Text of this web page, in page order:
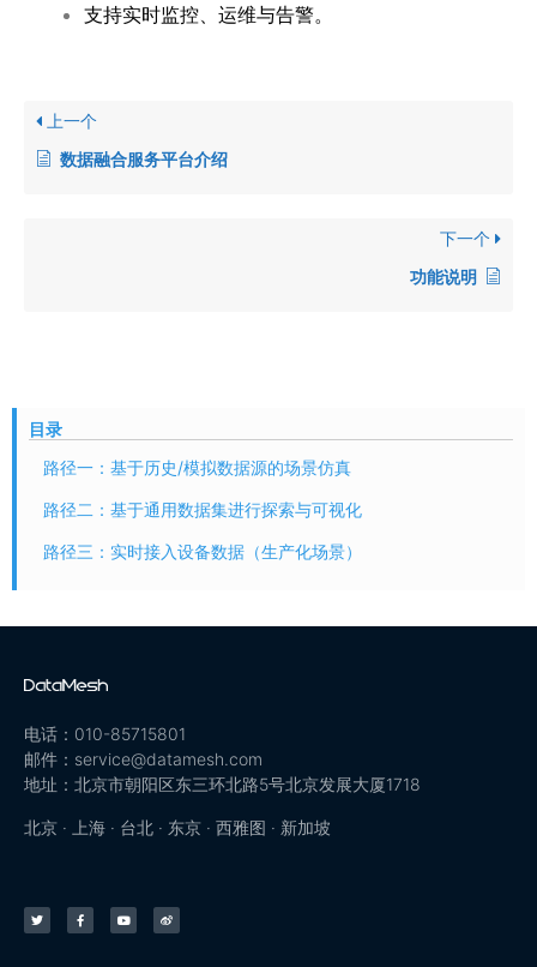
支持实时监控、运维与告警。
上一个
数据融合服务平台介绍
下一个
功能说明
目录
路径一：基于历史/模拟数据源的场景仿真
路径二：基于通用数据集进行探索与可视化
路径三：实时接入设备数据（生产化场景）
电话：010-85715801
邮件：service@datamesh.com
地址：北京市朝阳区东三环北路5号北京发展大厦1718
北京 · 上海 · 台北 · 东京 · 西雅图 · 新加坡